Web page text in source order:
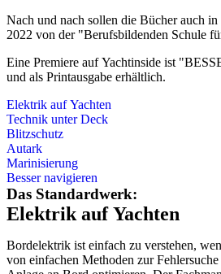
Nach und nach sollen die Bücher auch
2022 von der "Berufsbildenden Schule
Eine Premiere auf Yachtinside ist
und als Printausgabe erhältlich.
Elektrik auf Yachten
Technik unter Deck
Blitzschutz
Autark
Marinisierung
Besser navigieren
Das Standardwerk:
Elektrik auf Yachten
Bordelektrik ist einfach zu verstehen,
von einfachen Methoden zur